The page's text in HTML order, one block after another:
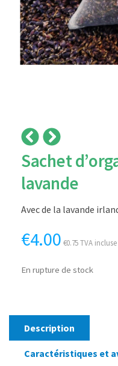
Sachet
lavande
Avec de la lavande
€4.00 €0.75TVA incluse
En rupture de stock
Description
Caractéristiques et